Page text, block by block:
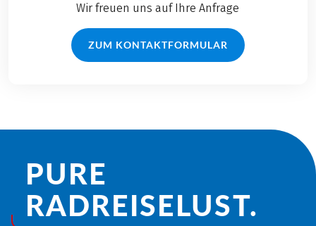
Wir freuen uns auf Ihre Anfrage
ZUM KONTAKTFORMULAR
PURE
RADREISE­LUST.